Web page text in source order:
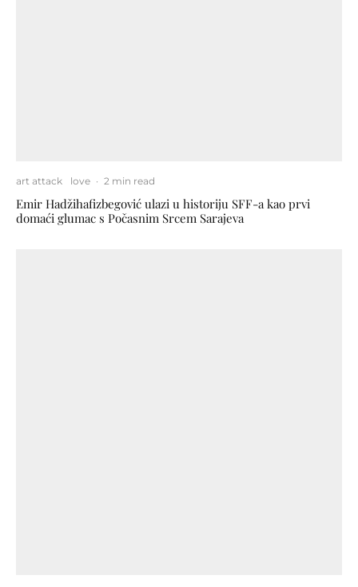
art attack love · 2 min read
Emir Hadžihafizbegović ulazi u historiju SFF-a kao prvi
domaći glumac s Počasnim Srcem Sarajeva